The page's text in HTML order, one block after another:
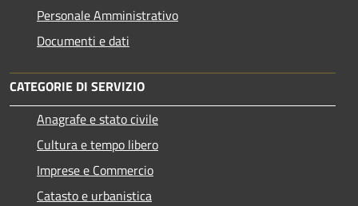
Personale Amministrativo
Documenti e dati
CATEGORIE DI SERVIZIO
Anagrafe e stato civile
Cultura e tempo libero
Imprese e Commercio
Catasto e urbanistica